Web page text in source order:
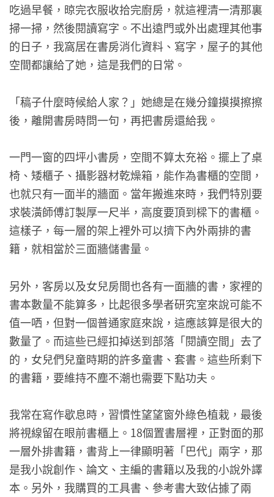
吃過早餐，晾完衣服收拾完廚房，就這裡清一清那裏
掃一掃，然後閱讀寫字。不出遠門或外出處理其他事
的日子，我窩居在書房消化資料、寫字，屋子的其他
空間都讓給了她，這是我們的日常。
「稿子什麼時候給人家？」她總是在幾分鐘摸摸擦擦
後，離開書房時問一句，再把書房還給我。
一門一窗的四坪小書房，空間不算太充裕。擺上了桌
椅、矮櫃子、攝影器材乾燥箱，能作為書櫃的空間，
也就只有一面半的牆面。當年搬進來時，我們特別要
求裝潢師傅訂製厚一尺半，高度要頂到樑下的書櫃。
這樣子，每一層的架上裡外可以擠下內外兩排的書
籍，就相當於三面牆儲書量。
另外，客房以及女兒房間也各有一面牆的書，家裡的
書本數量不能算多，比起很多學者研究室來說可能不
值一哂，但對一個普通家庭來說，這應該算是很大的
數量了。而這些已經扣掉送到部落「閱讀空間」去了
的，女兒們兒童時期的許多童書、套書。這些所剩下
的書籍，要維持不塵不潮也需要下點功夫。
我常在寫作歇息時，習慣性望望窗外綠色植栽，最後
將視線留在眼前書櫃上。18個置書層裡，正對面的那
一層外排書籍，書背上一律顯明著「巴代」兩字，那
是我小說創作、論文、主編的書籍以及我的小說外譯
本。另外，我購買的工具書、參考書大致佔據了兩